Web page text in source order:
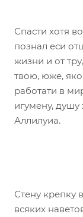
Спасти хотя
познал еси
жизни и от
твою, юже,
работати в
игумену, душу
Аллилуиа.
Стену крепку
всяких